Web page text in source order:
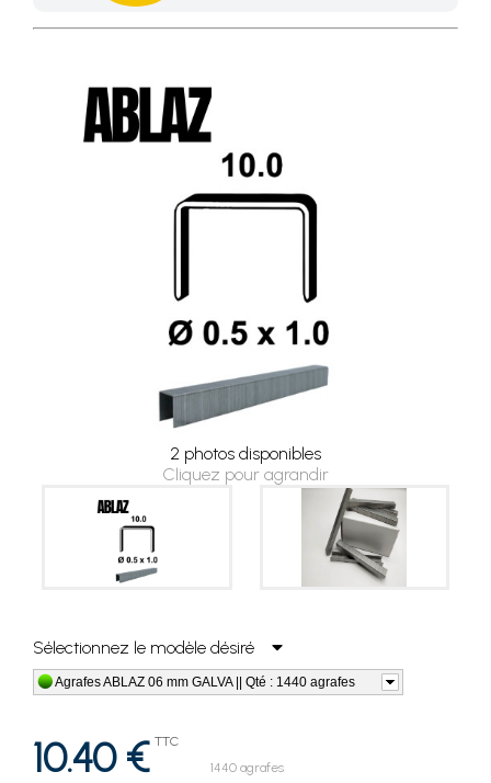
Frais de port offerts en France métropolitaine dès l'achat de
2 photos disponibles
Cliquez pour agrandir
Sélectionnez le modèle désiré
Agrafes ABLAZ 06 mm GALVA || Qté : 1440 agrafes
10.40 € TTC
1440 agrafes